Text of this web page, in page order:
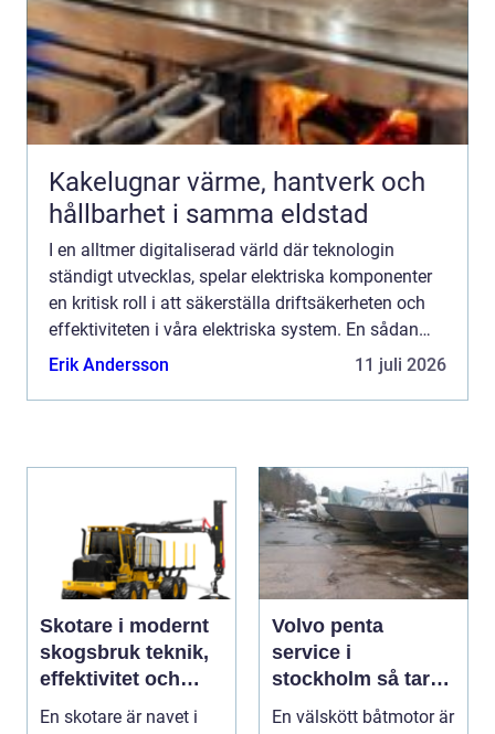
Kakelugnar värme, hantverk och
hållbarhet i samma eldstad
I en alltmer digitaliserad värld där teknologin
ständigt utvecklas, spelar elektriska komponenter
en kritisk roll i att säkerställa driftsäkerheten och
effektiviteten i våra elektriska system. En sådan
centra...
Erik Andersson 11 juli 2026
Skotare i modernt
skogsbruk teknik,
effektivitet och
hållbarhet
En skotare är navet i
Volvo penta
service i
stockholm så tar
du hand om din
En välskött båtmotor är